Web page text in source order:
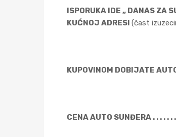
ISPORUKA IDE „ DANAS ZA
KUĆNOJ ADRESI (čast
KUPOVINOM DOBIJATE
CENA AUTO SUNĐERA . . . . . . .